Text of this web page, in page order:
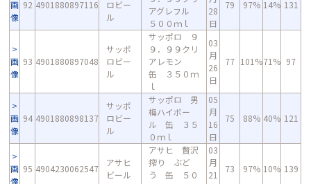
画
像
92 4901880897116
ロビー
ル
アグレフル
５００ｍｌ
28
日
79 97% 14% 131
画
像
93 4901880897048
サッポ
ロビー
ル
サッポロ ９
９．９９クリ
アレモン
缶 ３５０ｍ
ｌ
03
月
26
日
77 101%71% 97
画
像
94 4901880898137
サッポ
ロビー
ル
サッポロ 男
梅ハイボー
ル 缶 ３５
０ｍｌ
05
月
16
日
75 88% 40% 121
画
像
95 4904230062547
アサヒ
ビール
アサヒ 贅沢
搾り ぶど
う 缶 ５０
03
月
21
73 97% 10% 139